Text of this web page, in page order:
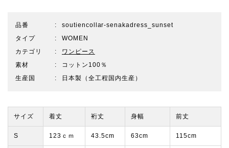
品番
soutiencollar-senakadress_sunset
タイプ
WOMEN
カテゴリ
ワンピース
素材
コットン100％
生産国
日本製（全工程国内生産）
サイズ 着丈 裄丈 身幅 前丈
S 123ｃｍ 43.5cm 63cm 115cm